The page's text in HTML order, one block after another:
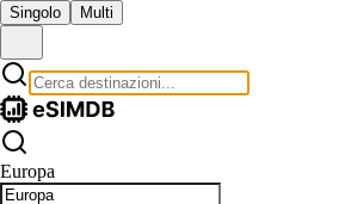
Singolo Multi
Europa